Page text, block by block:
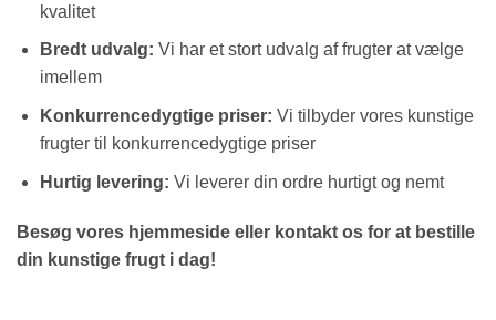
kvalitet
Bredt udvalg: Vi har et stort udvalg af frugter at vælge
imellem
Konkurrencedygtige priser: Vi tilbyder vores kunstige
frugter til konkurrencedygtige priser
Hurtig levering: Vi leverer din ordre hurtigt og nemt
Besøg vores hjemmeside eller kontakt os for at bestille
din kunstige frugt i dag!